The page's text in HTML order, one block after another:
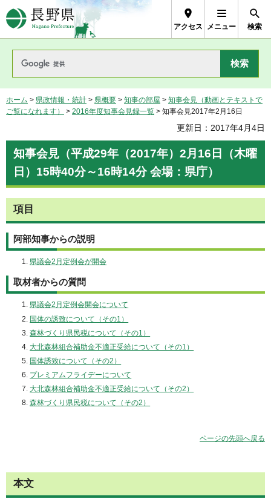
長野県Nagano Prefecture
アクセス メニュー 検索
ホーム > 県政情報・統計 > 県概要 > 知事の部屋 > 知事会見（動画とテキストで
ご覧になれます）
> 2016年度知事会見録一覧 > 知事会見2017年2月16日
更新日：2017年4月4日
知事会見（平成29年（2017年）2月16日（木曜
日）15時40分～16時14分 会場：県庁）
項目
阿部知事からの説明
県議会2月定例会が開会
取材者からの質問
県議会2月定例会開会について
国体の誘致について（その1）
森林づくり県民税について（その1）
大北森林組合補助金不適正受給について（その1）
国体誘致について（その2）
プレミアムフライデーについて
大北森林組合補助金不適正受給について（その2）
森林づくり県民税について（その2）
ページの先頭へ戻る
本文